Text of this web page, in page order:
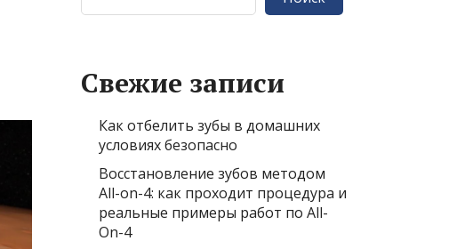
Свежие записи
Как отбелить зубы в домашних
условиях безопасно
Восстановление зубов методом
All-on-4: как проходит процедура и
реальные примеры работ по All-
On-4